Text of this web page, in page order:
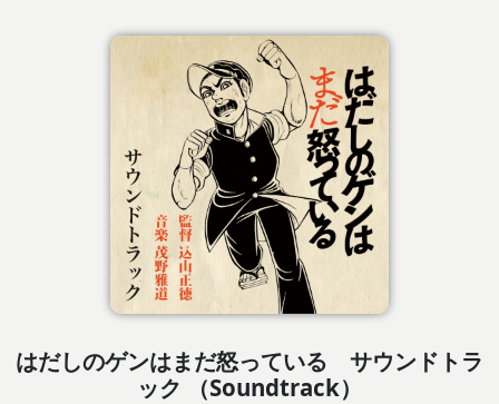
はだしのゲンはまだ怒っている サウンドトラ
ック （Soundtrack）